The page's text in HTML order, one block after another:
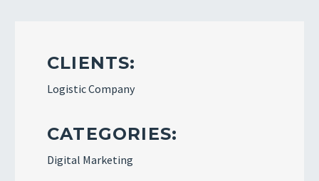
CLIENTS:
Logistic Company
CATEGORIES:
Digital Marketing